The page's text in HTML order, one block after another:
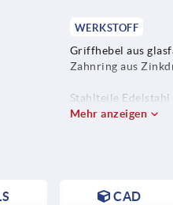
WERKSTOFF
Griffhebel aus
Zahnring aus
Stahlteile Edelstahl
Mehr anzeigen
CAD